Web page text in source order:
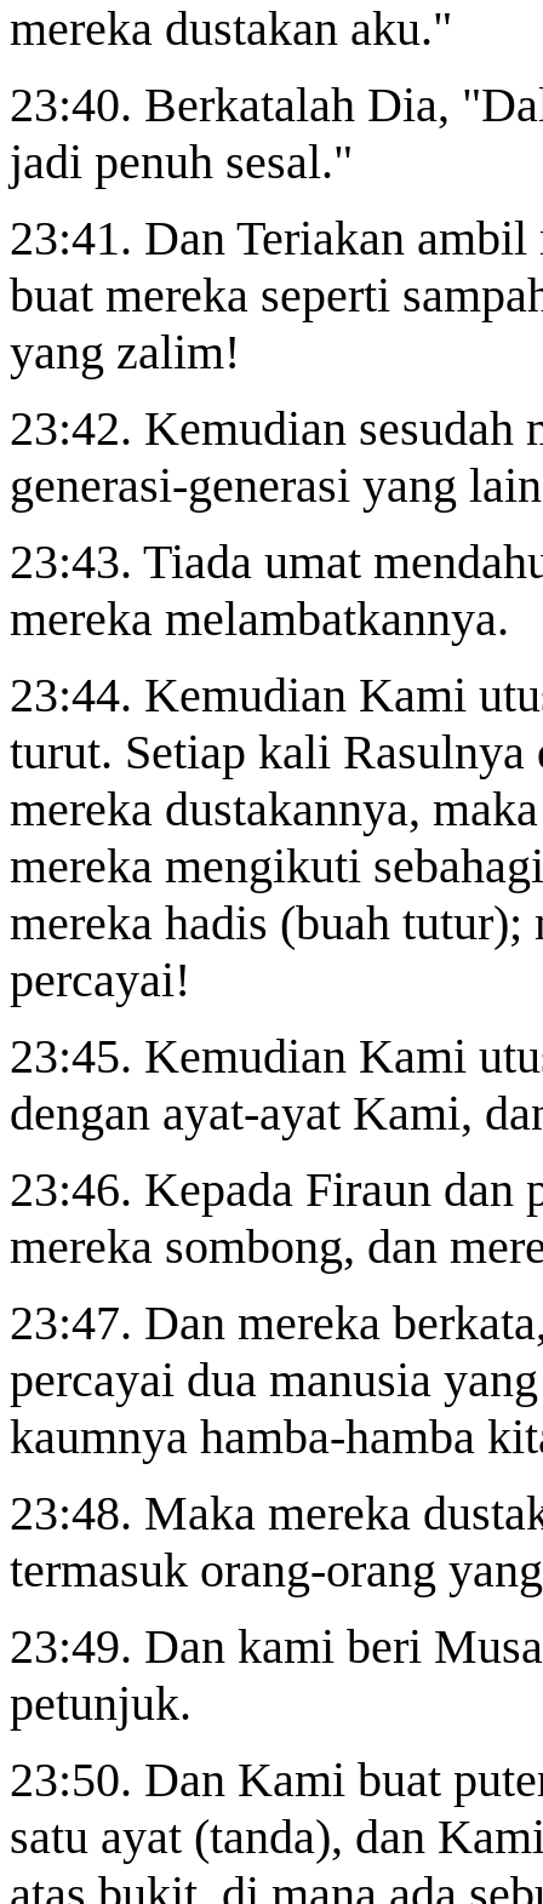
mereka dustakan aku."
23:40. Berkatalah Dia,
jadi penuh sesal."
23:41. Dan Teriakan
buat mereka seperti
yang zalim!
23:42. Kemudian sesudah
generasi-generasi yang
23:43. Tiada umat
mereka melambatkannya.
23:44. Kemudian Kami
turut. Setiap kali Rasulnya
mereka dustakannya,
mereka mengikuti
mereka hadis (buah tutur);
percayai!
23:45. Kemudian Kami
dengan ayat-ayat Kami,
23:46. Kepada Firaun dan
mereka sombong, dan
23:47. Dan mereka
percayai dua manusia
kaumnya hamba-hamba
23:48. Maka mereka
termasuk orang-orang
23:49. Dan kami beri
petunjuk.
23:50. Dan Kami buat
satu ayat (tanda), dan